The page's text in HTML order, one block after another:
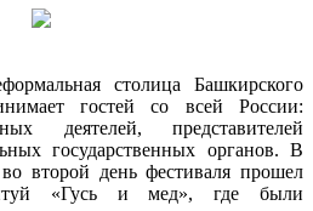
столица Башкирского
гостей со всей России:
деятелей, представителей
государственных органов. В
второй день фестиваля прошел
«Гусь и мед», где были